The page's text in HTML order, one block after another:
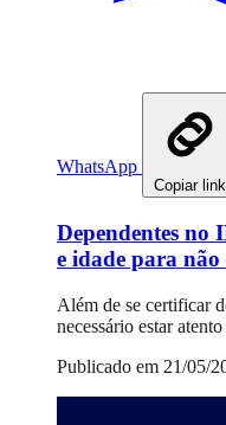
WhatsApp
Copiar link
Dependentes no
e idade para
Além de se certificar
necessário estar
Publicado em 21/05/